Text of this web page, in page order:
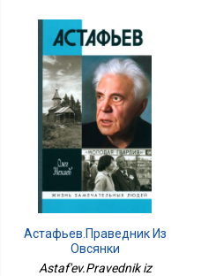
Астафьев.Праведник Из
Овсянки
Astaf'ev.Pravednik iz